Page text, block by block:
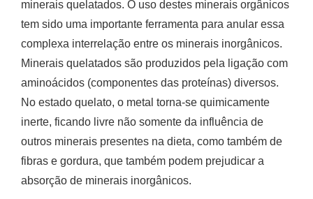
minerais quelatados. O uso destes minerais orgânicos
tem sido uma importante ferramenta para anular essa
complexa interrelação entre os minerais inorgânicos.
Minerais quelatados são produzidos pela ligação com
aminoácidos (componentes das proteínas) diversos.
No estado quelato, o metal torna-se quimicamente
inerte, ficando livre não somente da influência de
outros minerais presentes na dieta, como também de
fibras e gordura, que também podem prejudicar a
absorção de minerais inorgânicos.